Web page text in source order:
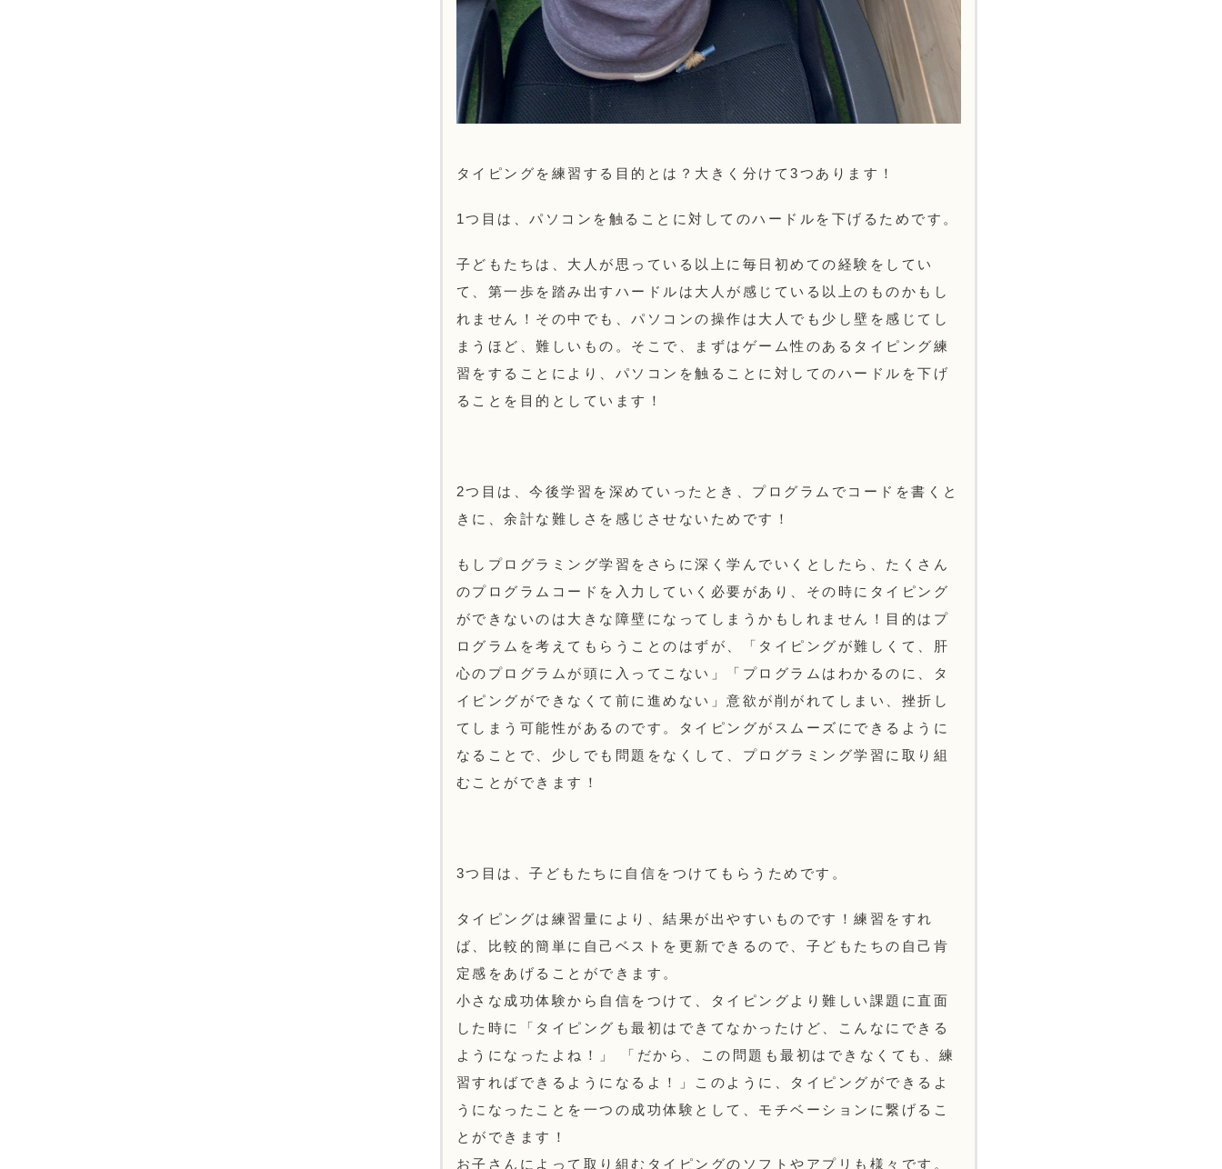
タイピングを練習する目的とは？大きく分けて3つあります！
1つ目は、パソコンを触ることに対してのハードルを下げるためです。
子どもたちは、大人が思っている以上に毎日初めての経験をしてい
て、第一歩を踏み出すハードルは大人が感じている以上のものかもし
れません！その中でも、パソコンの操作は大人でも少し壁を感じてし
まうほど、難しいもの。そこで、まずはゲーム性のあるタイピング練
習をすることにより、パソコンを触ることに対してのハードルを下げ
ることを目的としています！
2つ目は、今後学習を深めていったとき、プログラムでコードを書くと
きに、余計な難しさを感じさせないためです！
もしプログラミング学習をさらに深く学んでいくとしたら、たくさん
のプログラムコードを入力していく必要があり、その時にタイピング
ができないのは大きな障壁になってしまうかもしれません！目的はプ
ログラムを考えてもらうことのはずが、「タイピングが難しくて、肝
心のプログラムが頭に入ってこない」「プログラムはわかるのに、タ
イピングができなくて前に進めない」意欲が削がれてしまい、挫折し
てしまう可能性があるのです。タイピングがスムーズにできるように
なることで、少しでも問題をなくして、プログラミング学習に取り組
むことができます！
3つ目は、子どもたちに自信をつけてもらうためです。
タイピングは練習量により、結果が出やすいものです！練習をすれ
ば、比較的簡単に自己ベストを更新できるので、子どもたちの自己肯
定感をあげることができます。
小さな成功体験から自信をつけて、タイピングより難しい課題に直面
した時に「タイピングも最初はできてなかったけど、こんなにできる
ようになったよね！」 「だから、この問題も最初はできなくても、練
習すればできるようになるよ！」このように、タイピングができるよ
うになったことを一つの成功体験として、モチベーションに繋げるこ
とができます！
お子さんによって取り組むタイピングのソフトやアプリも様々です。